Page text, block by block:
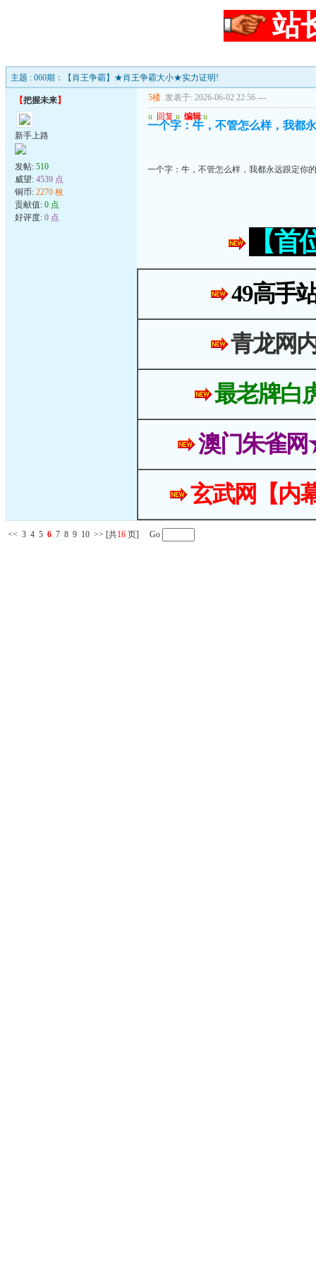
站
主题 : 060期：【肖王争霸】★肖王争霸大小★实力证明!
【把握未来】
新手上路
发帖: 510
威望: 4539 点
铜币: 2270 枚
贡献值: 0 点
好评度: 0 点
5楼 发表于: 2026-06-02 22:56 ---
u 回复 u 编辑 u
一个字：牛，不管怎么样，我都
一个字：牛，不管怎么样，我都永远跟定你的
【
49高手
青龙网
最老牌白
澳门朱雀
玄武网【内
<< 3 4 5 6 7 8 9 10 >> [共16 页] Go